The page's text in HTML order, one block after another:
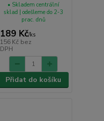
189 Kč/ks
156 Kč bez
DPH
• Skladem centrální
sklad | odešleme do 2-3
prac. dnů
Přidat do košíku